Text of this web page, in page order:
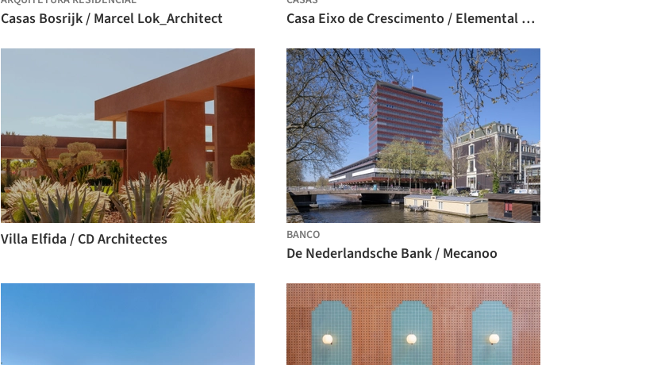
Casas Bosrijk / Marcel Lok_Architect Casa Eixo de Crescimento / Elemental Living
Villa Elfida / CD Architectes BANCO
De Nederlandsche Bank / Mecanoo